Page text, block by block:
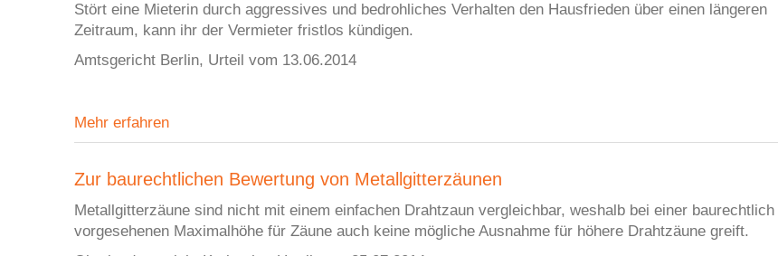
Stört eine Mieterin durch aggressives und bedrohliches Verhalten den Hausfrieden über einen längeren
Zeitraum, kann ihr der Vermieter fristlos kündigen.
Amtsgericht Berlin, Urteil vom 13.06.2014
Mehr erfahren
Zur baurechtlichen Bewertung von Metallgitterzäunen
Metallgitterzäune sind nicht mit einem einfachen Drahtzaun vergleichbar, weshalb bei einer baurechtlich
vorgesehenen Maximalhöhe für Zäune auch keine mögliche Ausnahme für höhere Drahtzäune greift.